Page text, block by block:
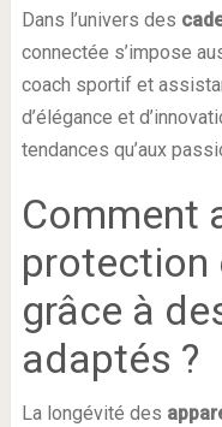
Dans l’univers des
connectée s’impose
coach sportif et
d’élégance et
tendances qu’aux
Comment
protection
grâce à
adaptés ?
La longévité des